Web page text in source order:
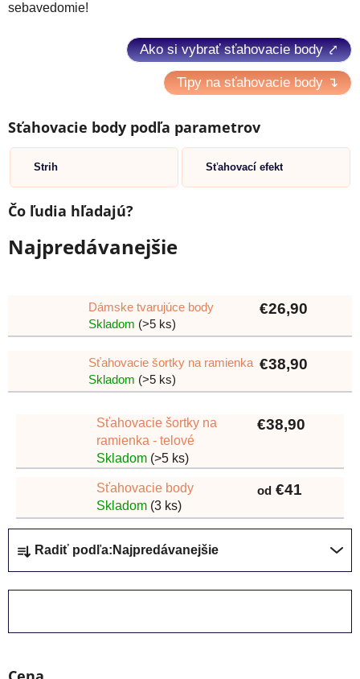
sebavedomie!
Ako si vybrať sťahovacie body ⤤
Tipy na sťahovacie body ↴
Sťahovacie body podľa parametrov
Strih Sťahovací efekt
Čo ľudia hľadajú?
Najpredávanejšie
Dámske tvarujúce body
Skladom (>5 ks)
€26,90
Sťahovacie šortky na ramienka
Skladom (>5 ks)
€38,90
Sťahovacie šortky na
ramienka - telové
Skladom (>5 ks)
€38,90
Sťahovacie body
Skladom (3 ks)
od €41
R
a
d
Radiť podľa: Najpredávanejšie